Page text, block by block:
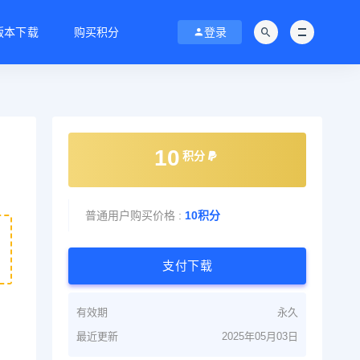
本下载 购买积分 登录
10 积分
普通用户购买价格 : 10积分
支付下载
有效期
永久
最近更新
2025年05月03日